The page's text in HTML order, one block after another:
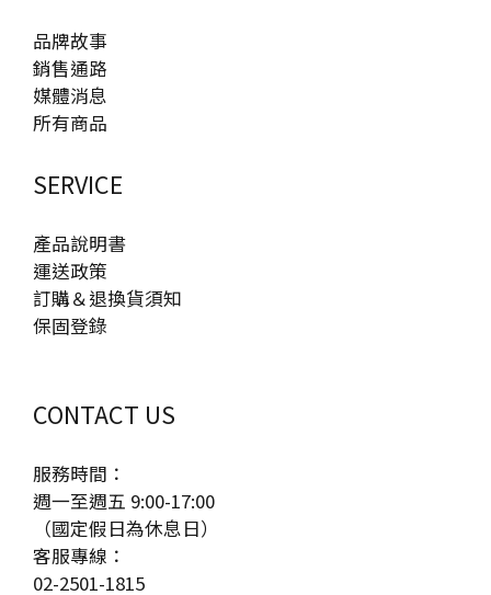
品牌故事
銷售通路
媒體消息
所有商品
SERVICE
產品說明書
運送政策
訂購＆退換貨須知
保固登錄
CONTACT US
服務時間：
週一至週五 9:00-17:00
（國定假日為休息日）
客服專線：
02-2501-1815